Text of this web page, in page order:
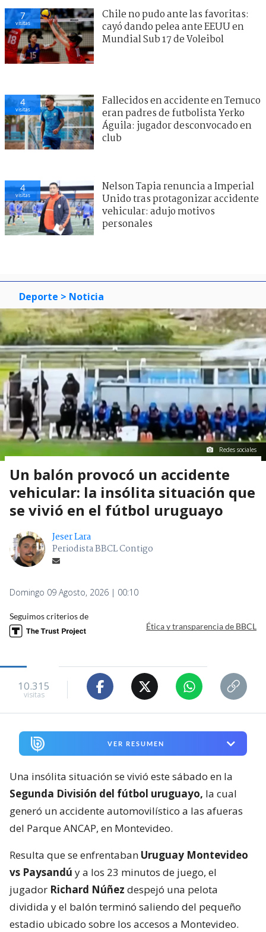
7
visitas
Chile no pudo ante las favoritas:
cayó dando pelea ante EEUU en
Mundial Sub 17 de Voleibol
4
visitas
Fallecidos en accidente en Temuco
eran padres de futbolista Yerko
Águila: jugador desconvocado en
club
4
visitas
Nelson Tapia renuncia a Imperial
Unido tras protagonizar accidente
vehicular: adujo motivos
personales
Deporte > Noticia
Redes sociales
Un balón provocó un accidente
vehicular: la insólita situación que
se vivió en el fútbol uruguayo
Jeser Lara
Periodista BBCL Contigo
Domingo 09 Agosto, 2026 | 00:10
Seguimos criterios de
Ética y transparencia de BBCL
10.315
visitas
VER RESUMEN
Una insólita situación se vivió este sábado en la
Segunda División del fútbol uruguayo, la cual
generó un accidente automovilístico a las afueras
del Parque ANCAP, en Montevideo.
Resulta que se enfrentaban Uruguay Montevideo
vs Paysandú y a los 23 minutos de juego, el
jugador Richard Núñez despejó una pelota
dividida y el balón terminó saliendo del pequeño
estadio ubicado sobre los accesos a Montevideo.